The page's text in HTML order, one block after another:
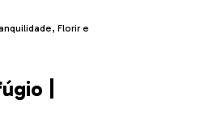
Florir e
|